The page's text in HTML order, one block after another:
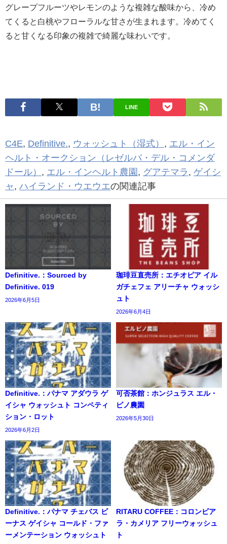
グレープフルーツやレモンのような複雑な酸味から、冷め
てくると白桃やフローラルな甘さが生まれます。冷めてく
ると甘くなる印象の複雑で綺麗な味わいです。
LINE
C4E Definitive. ウォッシュト（湿式）
エル・イン
ヘルト・オークション（レゼルバ・デル・コメンダ
ドール）
エル・インヘルト農園 グアテマラ
ゲイシ
ャ
ハイランド・ウエウエの関連記事
Definitive.：Sourced by
Definitive. 019
2026年6月5日
珈琲豆直売所：エチオピア イル
ガチェフェ アリーチャ ウォッシ
ュト
2026年6月4日
Definitive.：パナマ アダウラ ゲ
イシャ ウォッシュト コンペティ
ション・ロット
2026年6月2日
可否茶館：ホンジュラス エル・
ピノ農園
2026年5月30日
Definitive.：パナマ チェバス ビ
ーナス ゲイシャ コールド・ファ
ーメンテーション ウォッシュト
RITARU COFFEE：コロンビア
ラ・カメリア フリーウォッシュ
ト